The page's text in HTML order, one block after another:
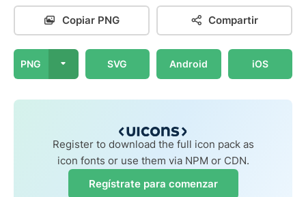
Copiar PNG Compartir
PNG SVG Android iOS
Register to download the full icon pack as
icon fonts or use them via NPM or CDN.
Regístrate para comenzar